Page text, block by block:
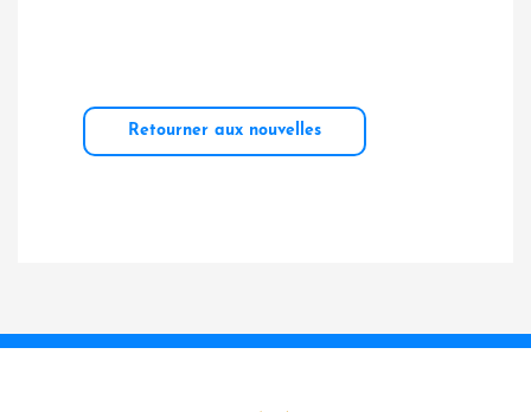
Retourner aux nouvelles